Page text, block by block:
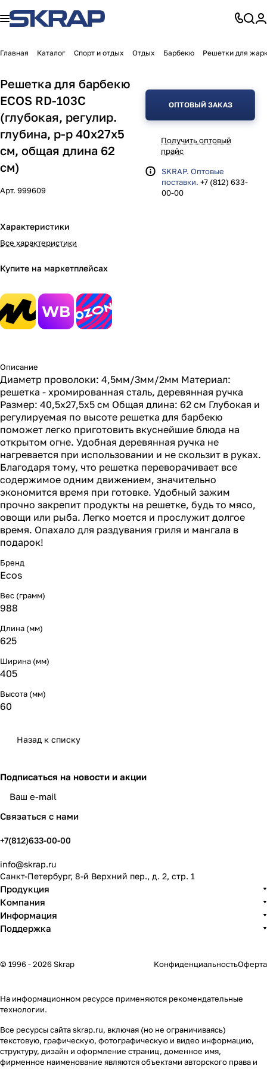
Главная Каталог Спорт и отдых Отдых Барбекю Решетки для
Решетка для барбекю
ECOS RD-103C
(глубокая, регулир.
глубина, р-р 40х27х5
см, общая длина 62
см)
Арт. 999609
Характеристики
Все характеристики
Купите на маркетплейсах
ОПТОВЫЙ ЗАКАЗ
Получить оптовый
прайс
SKRAP. Оптовые
поставки. +7 (812) 633-
00-00
Описание
Диаметр проволоки: 4,5мм/3мм/2мм Материал:
решетка - хромированная сталь, деревянная ручка
Размер: 40,5х27,5х5 см Общая длина: 62 см Глубокая и
регулируемая по высоте решетка для барбекю
поможет легко приготовить вкуснейшие блюда на
открытом огне. Удобная деревянная ручка не
нагревается при использовании и не скользит в руках.
Благодаря тому, что решетка переворачивает все
содержимое одним движением, значительно
экономится время при готовке. Удобный зажим
прочно закрепит продукты на решетке, будь то мясо,
овощи или рыба. Легко моется и прослужит долгое
время. Опахало для раздувания гриля и мангала в
подарок!
Бренд
Ecos
Вес (грамм)
988
Длина (мм)
625
Ширина (мм)
405
Высота (мм)
60
Назад к списку
Подписаться на новости и акции
Связаться с нами
+7(812)633-00-00
info@skrap.ru
Санкт-Петербург, 8-й Верхний пер., д. 2, стр. 1
Продукция
Компания
Информация
Поддержка
© 1996 - 2026 Skrap КонфиденциальностьОферта
На информационном ресурсе применяются рекомендательные
технологии.
Все ресурсы сайта skrap.ru, включая (но не ограничиваясь)
текстовую, графическую, фотографическую и видео информацию,
структуру, дизайн и оформление страниц, доменное имя,
фирменное наименование являются объектами авторского права и